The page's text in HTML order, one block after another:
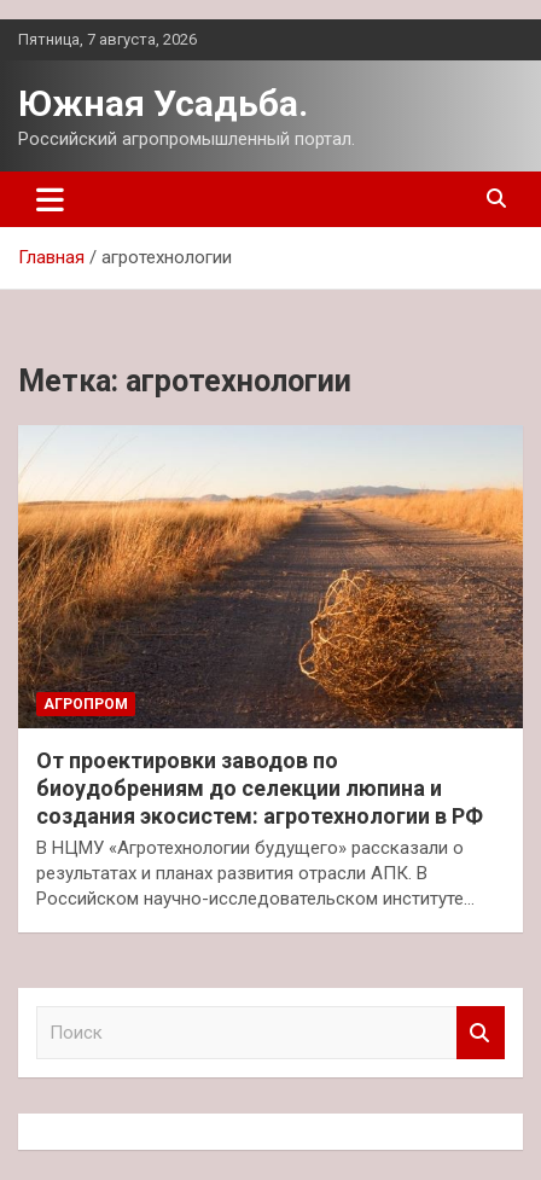
Перейти
Пятница, 7 августа, 2026
Южная Усадьба.
Российский агропромышленный портал.
Главная агротехнологии
Метка: агротехнологии
АГРОПРОМ
От проектировки заводов по
биоудобрениям до селекции люпина и
создания экосистем: агротехнологии в РФ
В НЦМУ «Агротехнологии будущего» рассказали о
результатах и планах развития отрасли АПК. В
Российском научно-исследовательском институте…
к